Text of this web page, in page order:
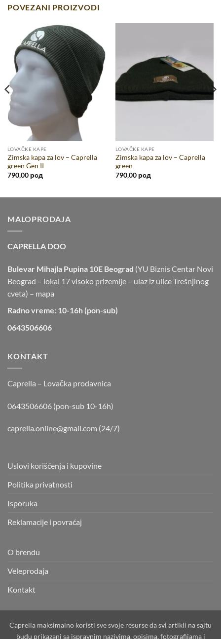
POVEZANI PROIZVODI
LOVAČKE KAPE
Zimska kapa za lov – Caprella
green Gen II
790,00 рсд
LOVAČKE KAPE
Zimska kapa za lov – Caprella
green
790,00 рсд
MALOPRODAJA
CAPRELLA DOO
Bulevar Mihajla Pupina 10E Beograd (YU Biznis Centar Novi
Beograd – lokal 17 visoko prizemlje – ulaz iz ulice Trešnjinog
cveta) – mapa
Radno vreme: 10-16h (pon-sub)
0643506606
KONTAKT
Caprella – Lovačka prodavnica
0643506606 (pon-sub 10-16h)
caprella.online@gmail.com (24/7)
Uslovi korišćenja i kupovine
Politika privatnosti
Isporuka
Reklamacije i povraćaj
O brendu
Veleprodaja
Kontakt
Caprella maksimalno koristi sve svoje resurse da svi artikli na sajtu
budu prikazani sa ispravnim nazivima, opisima, fotografijama i